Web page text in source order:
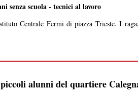
senza scuola - tecnici al lavoro
Centrale Fermi di piazza Trieste. I
alunni del quartiere